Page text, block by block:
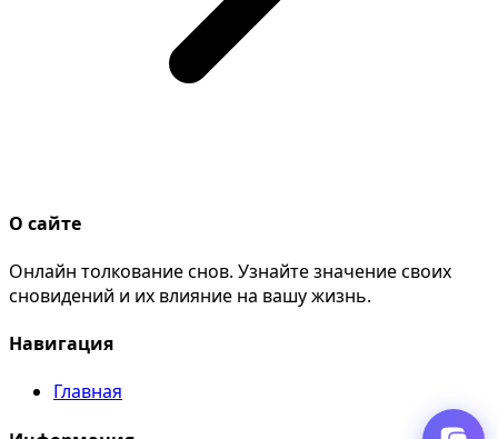
О сайте
Онлайн толкование снов. Узнайте значение своих
сновидений и их влияние на вашу жизнь.
Навигация
Главная